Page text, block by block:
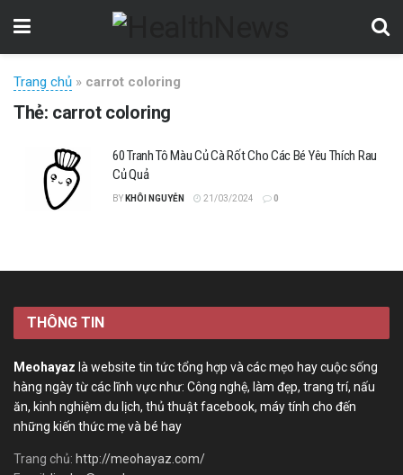
Trang chủ » carrot coloring
Thẻ: carrot coloring
60 Tranh Tô Màu Củ Cà Rốt Cho Các Bé Yêu Thích Rau
Củ Quả
BY KHÔI NGUYỄN 21/03/2024 0
THÔNG TIN
Meohayaz là website tin tức tổng hợp và các mẹo hay cuộc sống
hàng ngày từ các lĩnh vực như: Công nghệ, làm đẹp, trang trí, nấu
ăn, kinh nghiệm du lịch, thủ thuật facebook, máy tính cho đến
những kiến thức mẹ và bé hay
Trang chủ: http://meohayaz.com/